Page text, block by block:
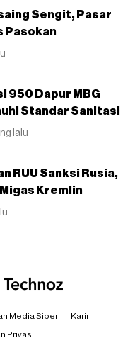
Sengit, Pasar
Pasokan
950 Dapur MBG
Standar Sanitasi
lalu
RUU Sanksi Rusia,
Kremlin
Media Siber Karir
Privasi